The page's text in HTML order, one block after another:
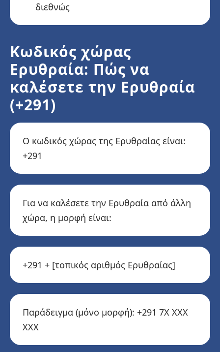
διεθνώς
Κωδικός χώρας
Ερυθραία: Πώς να
καλέσετε την Ερυθραία
(+291)
Ο κωδικός χώρας της Ερυθραίας είναι:
+291
Για να καλέσετε την Ερυθραία από άλλη
χώρα, η μορφή είναι:
+291 + [τοπικός αριθμός Ερυθραίας]
Παράδειγμα (μόνο μορφή): +291 7X XXX
XXX